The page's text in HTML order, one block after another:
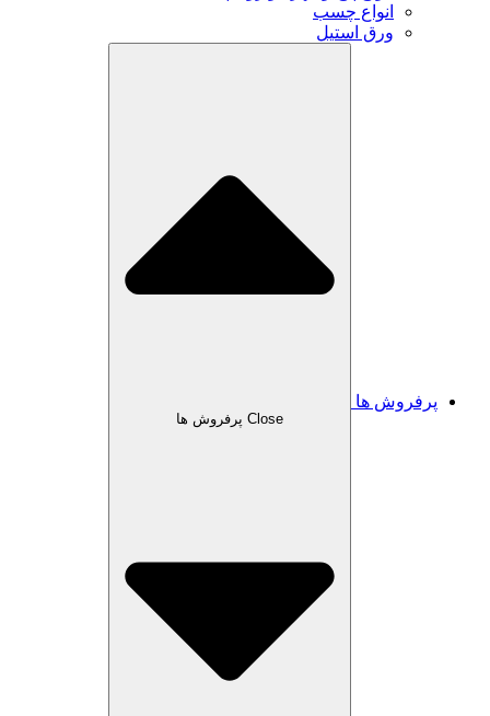
انواع چسب
ورق استیل
پرفروش ها
Close پرفروش ها